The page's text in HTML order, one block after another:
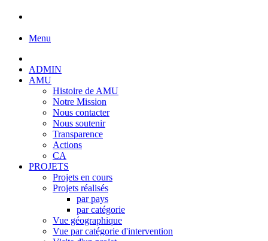
Menu
ADMIN
AMU
Histoire de AMU
Notre Mission
Nous contacter
Nous soutenir
Transparence
Actions
CA
PROJETS
Projets en cours
Projets réalisés
par pays
par catégorie
Vue géographique
Vue par catégorie d'intervention